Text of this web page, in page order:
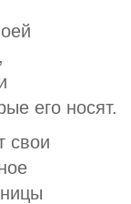
его носят.
свои